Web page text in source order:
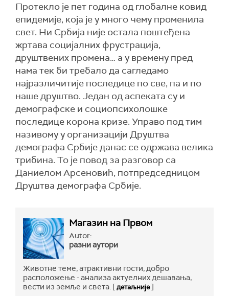
Протекло је пет година од глобалне ковид
епидемије, која је у много чему променила
свет. Ни Србија није остала поштеђена
жртава социјалних фрустрација,
друштвених промена… а у времену пред
нама тек би требало да сагледамо
најразличитије последице по све, па и по
наше друштво. Један од аспеката су и
демографске и социопсихолошке
последице корона кризе. Управо под тим
називому у организацији Друштва
демографа Србије данас се одржава велика
трибина. То је повод за разговор са
Даниелом Арсеновић, потпредседницом
Друштва демографа Србије.
Магазин на Првом
Autor:
разни аутори
Животне теме, атрактивни гости, добро
расположење - анализа актуелних дешавања,
вести из земље и света. [детаљније]